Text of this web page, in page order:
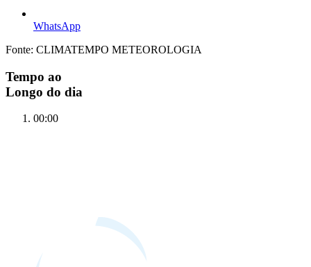
WhatsApp
Fonte: CLIMATEMPO METEOROLOGIA
Tempo ao
Longo do dia
00:00